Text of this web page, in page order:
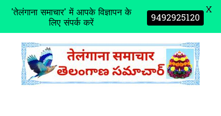
'तेलंगाना समाचार' में आपके विज्ञापन के
लिए संपर्क करें 9492925120 X